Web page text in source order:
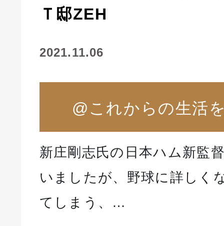
Ｔ邸ZEH
2021.11.06
@これからの生活
新庄剛志氏の日本ハム新監
いましたが、野球に詳しく
てしまう、…